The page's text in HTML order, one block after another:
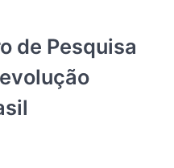
de Pesquisa